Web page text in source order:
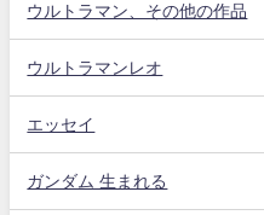
ウルトラマン、その他の作品
ウルトラマンレオ
エッセイ
ガンダム 生まれる